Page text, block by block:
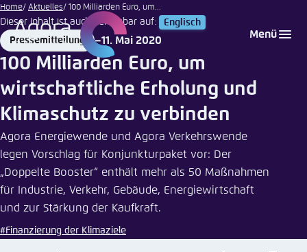
Zum
Hauptinhalt
gehen
Menü
Home Aktuelles 100 Milliarden Euro, um...
Dieser Inhalt ist auch verfügbar auf: Englisch
Format
Pressemitteilung
Date
11. Mai 2020
100 Milliarden Euro, um
wirtschaftliche Erholung und
Klimaschutz zu verbinden
Agora Energiewende und Agora Verkehrswende
legen Vorschlag für Konjunkturpaket vor: Der
„Doppelte Booster“ enthält mehr als 50 Maßnahmen
für Industrie, Verkehr, Gebäude, Energiewirtschaft
und zur Stärkung der Kaufkraft.
#Finanzierung der Klimaziele
Adobe
Stock
Login
Melden Sie sich an um ..., ... und ... zu verwalten.
Benutzername
Passwort* Passwort vergessen?
Sprache auswählen
Englisch
Deutsch
Agora Think Tanks
Erscheinungsbild der Webseite
Diese Webseite passt ihr Farbschema basierend
auf Ihren Einstellungen an. Wählen Sie aus,
welches Farbschema Sie für diese Webseite
verwenden möchten.
Close
Dunkel